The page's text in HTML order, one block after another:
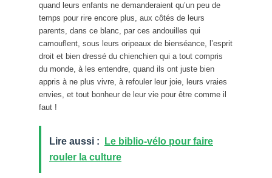
quand leurs enfants ne demanderaient qu’un peu de
temps pour rire encore plus, aux côtés de leurs
parents, dans ce blanc, par ces andouilles qui
camouflent, sous leurs oripeaux de bienséance, l’esprit
droit et bien dressé du chienchien qui a tout compris
du monde, à les entendre, quand ils ont juste bien
appris à ne plus vivre, à refouler leur joie, leurs vraies
envies, et tout bonheur de leur vie pour être comme il
faut !
Lire aussi :
Le biblio-vélo pour faire
rouler la culture